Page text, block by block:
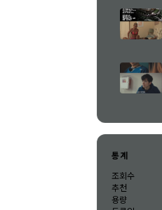
통계
조회수
추천
용량